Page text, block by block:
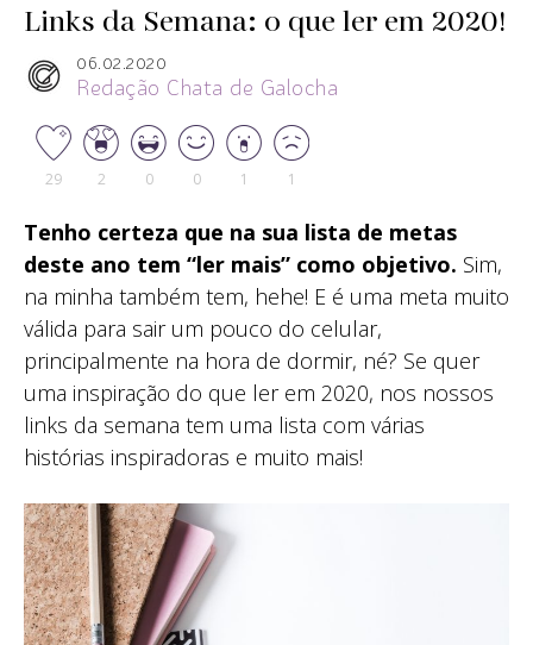
Links da Semana: o que ler em 2020!
06.02.2020
Redação Chata de Galocha
29 2 0 0 1 1
Tenho certeza que na sua lista de metas
deste ano tem “ler mais” como objetivo. Sim,
na minha também tem, hehe! E é uma meta muito
válida para sair um pouco do celular,
principalmente na hora de dormir, né? Se quer
uma inspiração do que ler em 2020, nos nossos
links da semana tem uma lista com várias
histórias inspiradoras e muito mais!